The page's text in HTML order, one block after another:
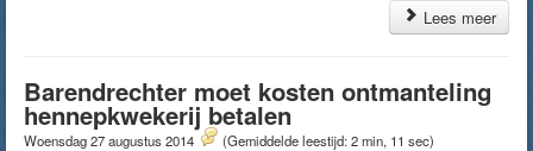
Lees meer
Barendrechter moet kosten ontmanteling
hennepkwekerij betalen
Woensdag 27 augustus 2014 (Gemiddelde leestijd: 2 min, 11 sec)